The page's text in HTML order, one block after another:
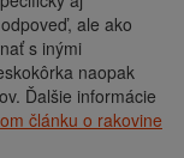
ale ako
s inými
naopak
Ďalšie informácie
článku o rakovine